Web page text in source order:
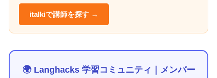
italkiで講師を探す →
🌍 Langhacks 学習コミュニティ｜メンバー